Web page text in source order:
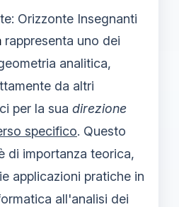
Orizzonte Insegnanti
rappresenta uno dei
analitica,
da altri
per la sua direzione
specifico. Questo
di importanza teorica,
applicazioni pratiche in
all'analisi dei